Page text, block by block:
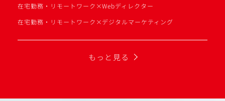
在宅勤務・リモートワーク×Webディレクター
在宅勤務・リモートワーク×デジタルマーケティング
もっと見る